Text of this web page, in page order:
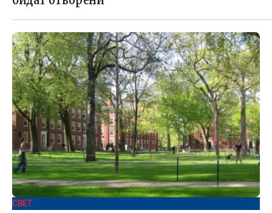
СВЕТ .